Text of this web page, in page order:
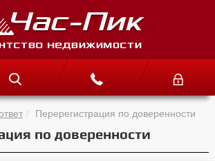
Перерегистрация по доверенности
по доверенности